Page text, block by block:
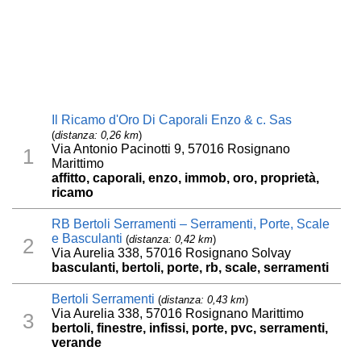
1
Il Ricamo d'Oro Di Caporali Enzo & c. Sas
(distanza: 0,26 km)
Via Antonio Pacinotti 9, 57016 Rosignano
Marittimo
affitto, caporali, enzo, immob, oro, proprietà,
ricamo
2
RB Bertoli Serramenti – Serramenti, Porte, Scale
e Basculanti (distanza: 0,42 km)
Via Aurelia 338, 57016 Rosignano Solvay
basculanti, bertoli, porte, rb, scale, serramenti
3
Bertoli Serramenti (distanza: 0,43 km)
Via Aurelia 338, 57016 Rosignano Marittimo
bertoli, finestre, infissi, porte, pvc, serramenti,
verande